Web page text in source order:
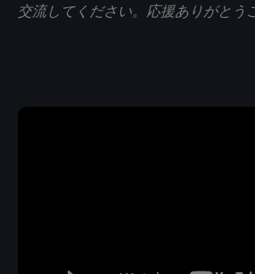
交流してください。応援ありがとう